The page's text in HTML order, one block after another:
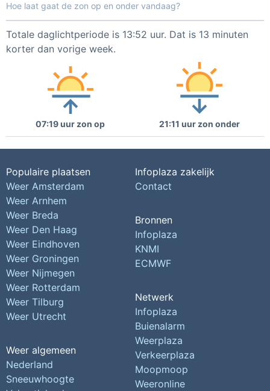
Hoe laat gaat de zon op en onder vandaag?
Totale daglichtperiode is 13:52 uur. Dat is 13 minuten
korter dan vorige week.
07:19 uur zon op 21:11 uur zon onder
Populaire plaatsen
Weer Amsterdam
Weer Arnhem
Weer Breda
Weer Den Haag
Weer Eindhoven
Weer Groningen
Weer Nijmegen
Weer Rotterdam
Weer Tilburg
Weer Utrecht
Weer algemeen
Nederland
Sneeuwhoogte
Infoplaza zakelijk
Contact
Bronnen
Infoplaza
KNMI
ECMWF
Netwerk
Infoplaza
Buienalarm
Weerplaza
Verkeerplaza
Moopmoop
Weeronline